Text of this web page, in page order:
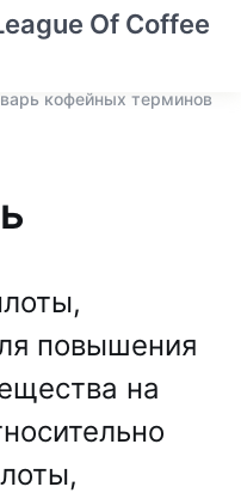
кофейных терминов
повышения
на